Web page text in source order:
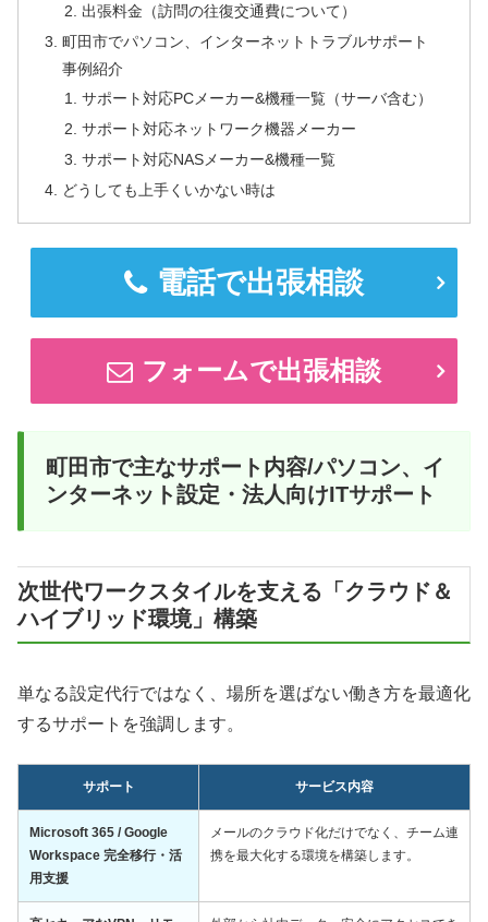
出張料金（訪問の往復交通費について）
町田市でパソコン、インターネットトラブルサポート
事例紹介
サポート対応PCメーカー&機種一覧（サーバ含む）
サポート対応ネットワーク機器メーカー
サポート対応NASメーカー&機種一覧
どうしても上手くいかない時は
電話で出張相談
フォームで出張相談
町田市で主なサポート内容/パソコン、イ
ンターネット設定・法人向けITサポート
次世代ワークスタイルを支える「クラウド＆
ハイブリッド環境」構築
単なる設定代行ではなく、場所を選ばない働き方を最適化
するサポートを強調します。
サポート サービス内容
Microsoft 365 / Google
Workspace 完全移行・活
用支援
メールのクラウド化だけでなく、チーム連
携を最大化する環境を構築します。